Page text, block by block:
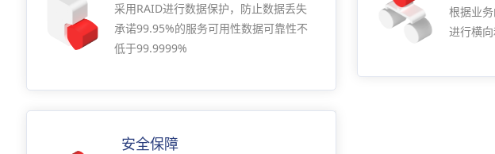
采用RAID进行数据保护，防止数据丢失
承诺99.95%的服务可用性数据可靠性不
低于99.9999%
根据业
进行横
安全保障